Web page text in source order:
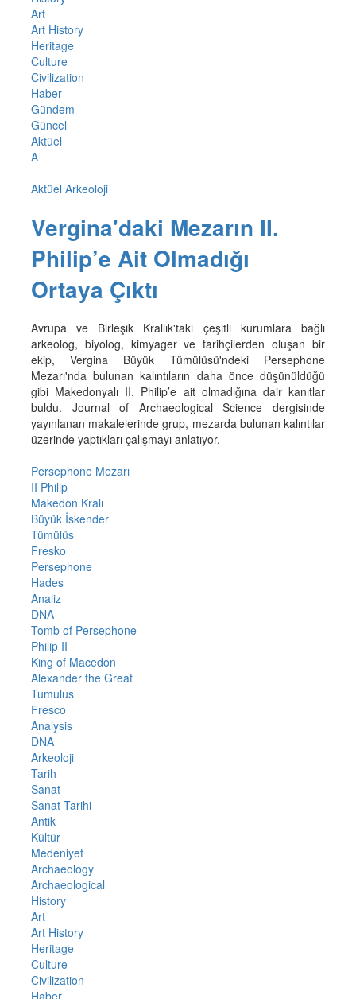
Art
Art History
Heritage
Culture
Civilization
Haber
Gündem
Güncel
Aktüel
A
Aktüel Arkeoloji
Vergina'daki Mezarın II.
Philip’e Ait Olmadığı
Ortaya Çıktı
Avrupa ve Birleşik Krallık'taki çeşitli kurumlara bağlı
arkeolog, biyolog, kimyager ve tarihçilerden oluşan bir
ekip, Vergina Büyük Tümülüsü'ndeki Persephone
Mezarı'nda bulunan kalıntıların daha önce düşünüldüğü
gibi Makedonyalı II. Philip’e ait olmadığına dair kanıtlar
buldu. Journal of Archaeological Science dergisinde
yayınlanan makalelerinde grup, mezarda bulunan kalıntılar
üzerinde yaptıkları çalışmayı anlatıyor.
Persephone Mezarı
II Philip
Makedon Kralı
Büyük İskender
Tümülüs
Fresko
Persephone
Hades
Analiz
DNA
Tomb of Persephone
Philip II
King of Macedon
Alexander the Great
Tumulus
Fresco
Analysis
DNA
Arkeoloji
Tarih
Sanat
Sanat Tarihi
Antik
Kültür
Medeniyet
Archaeology
Archaeological
History
Art
Art History
Heritage
Culture
Civilization
Haber